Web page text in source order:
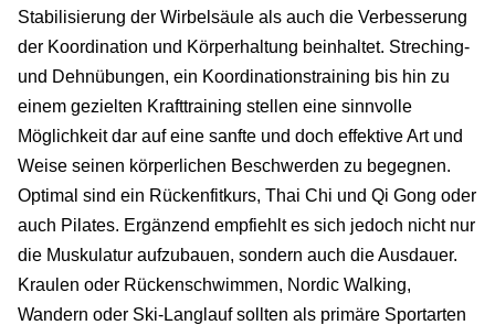
Stabilisierung der Wirbelsäule als auch die Verbesserung
der Koordination und Körperhaltung beinhaltet. Streching-
und Dehnübungen, ein Koordinationstraining bis hin zu
einem gezielten Krafttraining stellen eine sinnvolle
Möglichkeit dar auf eine sanfte und doch effektive Art und
Weise seinen körperlichen Beschwerden zu begegnen.
Optimal sind ein Rückenfitkurs, Thai Chi und Qi Gong oder
auch Pilates. Ergänzend empfiehlt es sich jedoch nicht nur
die Muskulatur aufzubauen, sondern auch die Ausdauer.
Kraulen oder Rückenschwimmen, Nordic Walking,
Wandern oder Ski-Langlauf sollten als primäre Sportarten